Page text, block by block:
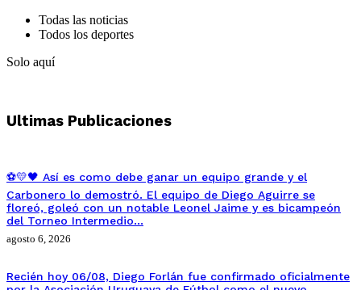
Todas las noticias
Todos los deportes
Solo aquí
Ultimas Publicaciones
⚽💛🖤 Así es como debe ganar un equipo grande y el
Carbonero lo demostró. El equipo de Diego Aguirre se
floreó, goleó con un notable Leonel Jaime y es bicampeón
del Torneo Intermedio…
agosto 6, 2026
Recién hoy 06/08, Diego Forlán fue confirmado oficialmente